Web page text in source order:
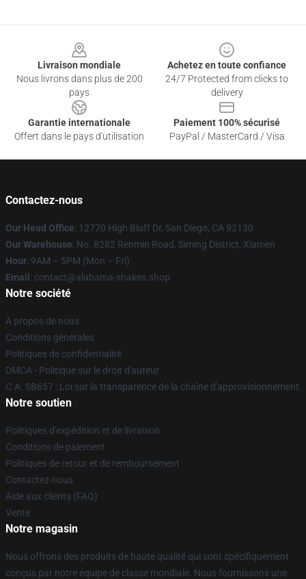
Livraison mondiale
Nous livrons dans plus de 200
pays
Achetez en toute confiance
24/7 Protected from clicks to
delivery
Garantie internationale
Offert dans le pays d'utilisation
Paiement 100% sécurisé
PayPal / MasterCard / Visa
Contactez-nous
Our Head Office: 12770 High Bluff Dr, San Diego, CA 92130
Our Warehouse: No. 8282 Renmin Road, Siming District, Xiamen
Hour: 9AM – 5PM (Mon – Fri)
Email : contact@alabama-shakes.shop
Notre société
À propos de nous
Conditions générales
Politiques de confidentialité
DMCA - Politique sur le droit d'auteur
C.A. SB657 : Loi sur la transparence de la chaîne d'approvisionnement
Notre soutien
Politiques d'expédition et de livraison
Conditions de paiement
Politiques de retour et de remboursement
Contactez-nous
Aide aux clients (FAQ)
Vente
Notre magasin
Nous offrons des produits de haute qualité qui sont spécifiquement
conçus par notre équipe de classe mondiale. Nous fournissons une